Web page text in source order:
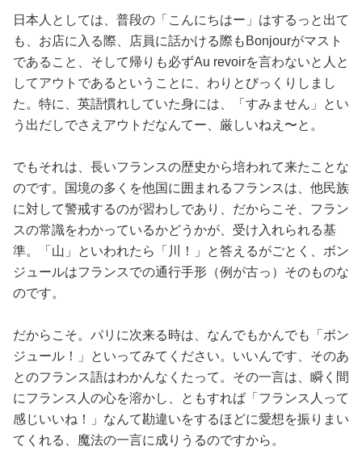
日本人としては、普段の「こんにちはー」はするっと出て
も、お店に入る際、店員に話かける際もBonjourがマスト
であること、そして帰りも必ずAu revoirを言わないと人と
してアウトであるということに、わりとびっくりしまし
た。特に、英語慣れしていた身には、「すみません」とい
う出だしでさえアウトだなんてー、厳しいねえ〜と。
でもそれは、長いフランスの歴史から培われて来たことな
のです。国境の多くを他国に囲まれるフランスは、他民族
に対して警戒するのが習わしであり、だからこそ、フラン
スの常識をわかっているかどうかが、受け入れられる基
準。「山」といわれたら「川！」と答えるがごとく、ボン
ジュールはフランスでの通行手形（例が古っ）そのものな
のです。
だからこそ。パリに次来る時は、なんでもかんでも「ボン
ジュール！」といってみてください。いいんです、そのあ
とのフランス語はわかんなくたって。その一言は、瞬く間
にフランス人の心を溶かし、ともすれば「フランス人って
感じいいね！」なんて勘違いをするほどに愛想を振りまい
てくれる、魔法の一言に成りうるのですから。